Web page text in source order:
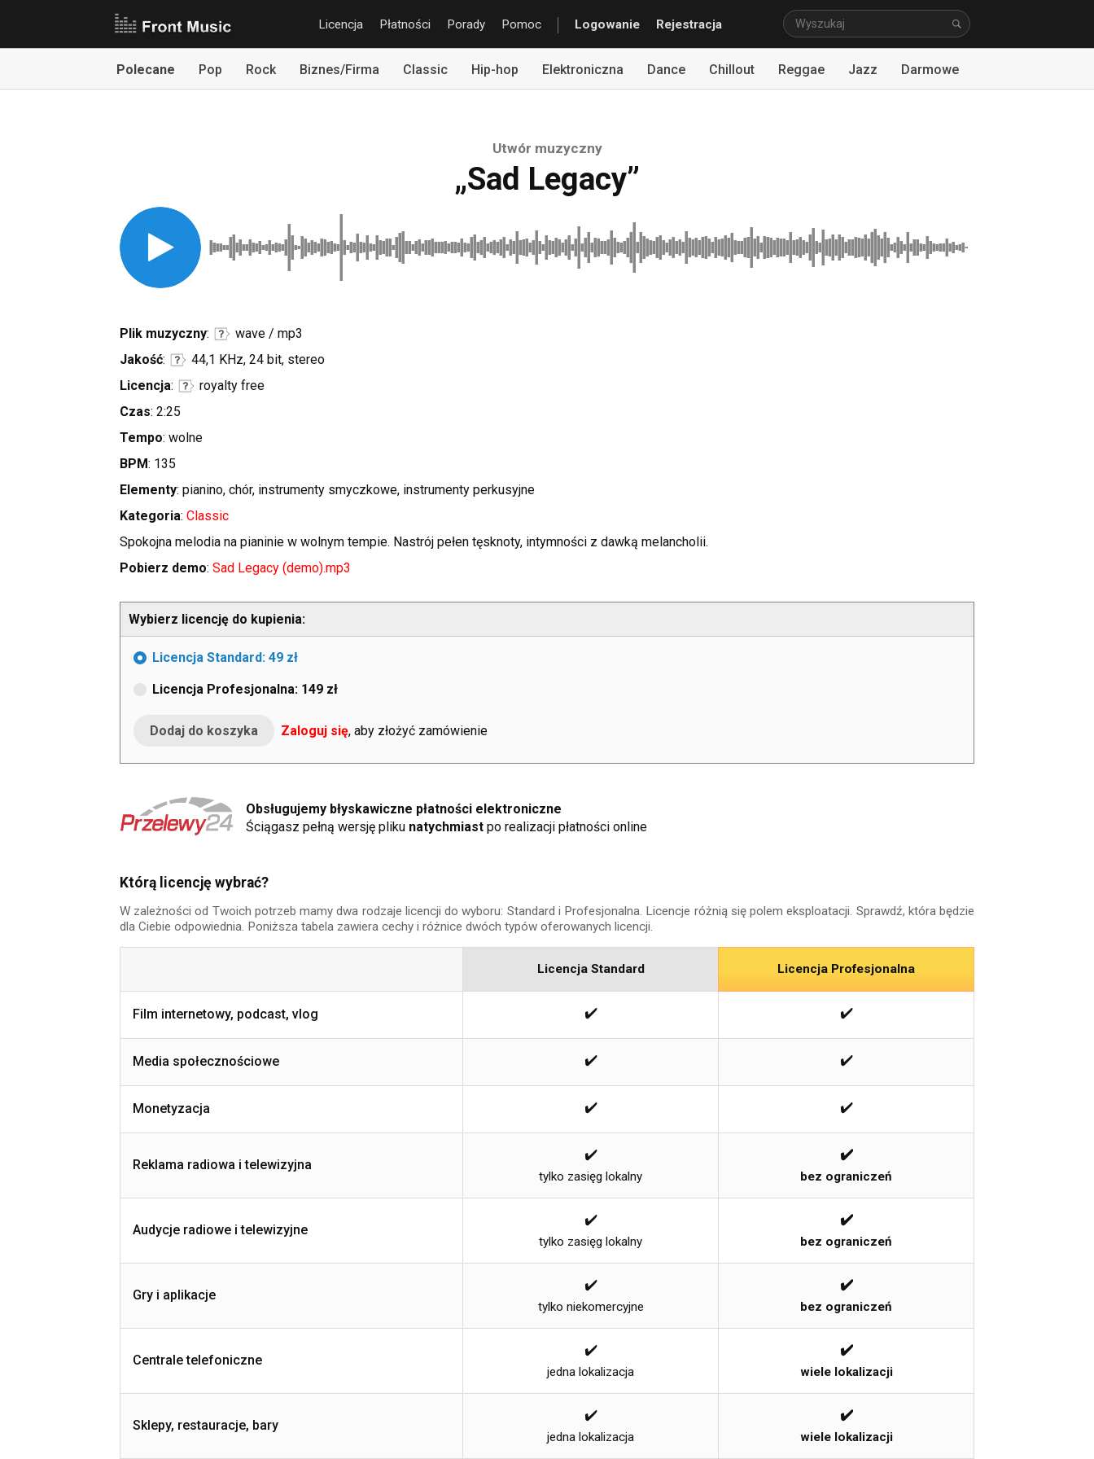
Rejestracja
Logowanie
Pomoc
Porady
Płatności
Licencja
Polecane Pop Rock Biznes/Firma Classic Hip-hop Elektroniczna Dance Chillout Reggae Jazz Darmowe
Utwór muzyczny
„Sad Legacy”
Plik muzyczny:
wave / mp3
Jakość:
44,1 KHz, 24 bit, stereo
Licencja:
royalty free
Czas: 2:25
Tempo: wolne
BPM: 135
Elementy: pianino, chór, instrumenty smyczkowe, instrumenty perkusyjne
Kategoria: Classic
Spokojna melodia na pianinie w wolnym tempie. Nastrój pełen tęsknoty, intymności z dawką melancholii.
Pobierz demo: Sad Legacy (demo).mp3
Wybierz licencję do kupienia:
Licencja Standard: 49 zł
Licencja Profesjonalna: 149 zł
Zaloguj się, aby złożyć zamówienie
Obsługujemy błyskawiczne płatności elektroniczne
Ściągasz pełną wersję pliku natychmiast po realizacji płatności online
Którą licencję wybrać?
W zależności od Twoich potrzeb mamy dwa rodzaje licencji do wyboru: Standard i Profesjonalna. Licencje różnią się polem eksploatacji. Sprawdź, która będzie
dla Ciebie odpowiednia. Poniższa tabela zawiera cechy i różnice dwóch typów oferowanych licencji.
Licencja Standard Licencja Profesjonalna
Film internetowy, podcast, vlog ✔️ ✔️
Media społecznościowe ✔️ ✔️
Monetyzacja ✔️ ✔️
Reklama radiowa i telewizyjna
✔️
tylko zasięg lokalny
✔️
bez ograniczeń
Audycje radiowe i telewizyjne
✔️
tylko zasięg lokalny
✔️
bez ograniczeń
Gry i aplikacje
✔️
tylko niekomercyjne
✔️
bez ograniczeń
Centrale telefoniczne
✔️
jedna lokalizacja
✔️
wiele lokalizacji
Sklepy, restauracje, bary
✔️
jedna lokalizacja
✔️
wiele lokalizacji